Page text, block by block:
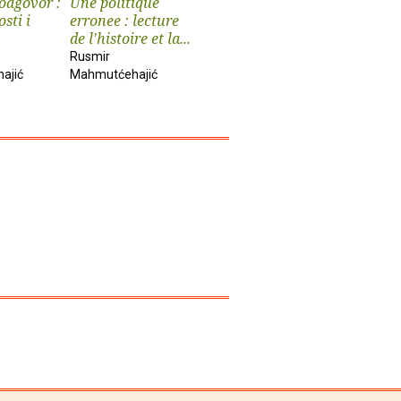
i
erronee : lecture
de l'histoire et la...
Rusmir
Mahmutćehajić